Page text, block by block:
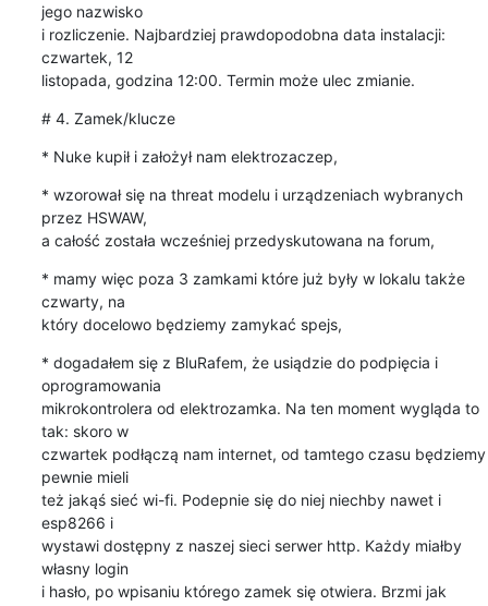
jego nazwisko
i rozliczenie. Najbardziej prawdopodobna data instalacji:
czwartek, 12
listopada, godzina 12:00. Termin może ulec zmianie.
# 4. Zamek/klucze
* Nuke kupił i założył nam elektrozaczep,
* wzorował się na threat modelu i urządzeniach wybranych
przez HSWAW,
a całość została wcześniej przedyskutowana na forum,
* mamy więc poza 3 zamkami które już były w lokalu także
czwarty, na
który docelowo będziemy zamykać spejs,
* dogadałem się z BluRafem, że usiądzie do podpięcia i
oprogramowania
mikrokontrolera od elektrozamka. Na ten moment wygląda to
tak: skoro w
czwartek podłączą nam internet, od tamtego czasu będziemy
pewnie mieli
też jakąś sieć wi-fi. Podepnie się do niej niechby nawet i
esp8266 i
wystawi dostępny z naszej sieci serwer http. Każdy miałby
własny login
i hasło, po wpisaniu którego zamek się otwiera. Brzmi jak